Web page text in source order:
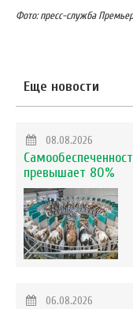
Фото: пресс-служба
Еще новости
08.08.2026
превышает 80%
06.08.2026